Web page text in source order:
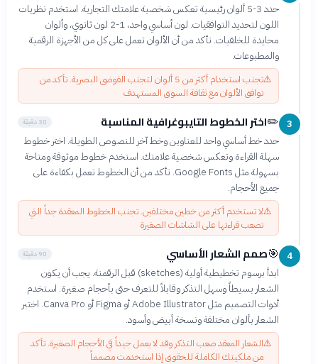
حدد 3-5 ألوان رئيسية تعكس شخصية علامتك التجارية. استخدم نظريات
اللون لتحديد التوافقيات. لون أساسي واحد، 1-2 لون ثانوي، وألوان
محايدة للخلفيات. تأكد من أن الألوان تعمل على كل من الأجهزة الرقمية
والمطبوعات.
⚠️
تجنب استخدام أكثر من 5 ألوان لتجنب الفوضى البصرية. تأكد من
توافق الألوان مع ثقافة السوق المستهدف
3
✏️اختر الخطوط التايبوغرافية المناسبة 30 دقيقة
حدد خط أساسي واحد للعناوين وخط آخر للنصوص الطويلة. اختر خطوط
سهلة القراءة وتعكس شخصية علامتك. استخدم خطوط موثوقة ومتاحة
بسهولة مثل Google Fonts. تأكد من أن الخطوط تعمل بكفاءة على
جميع الأحجام.
⚠️لا تستخدم أكثر من خطين مختلفين. تجنب الخطوط المعقدة جداً التي
تصعب قراءتها على الشاشات الصغيرة
4
🎯صمم الشعار الأساسي 90 دقيقة
ابدأ برسوم تخطيطية أولية (sketches) قبل الرقمنة. يجب أن يكون
الشعار بسيطاً وسهل التذكر وقابلاً للتعرف حتى بأحجام صغيرة. استخدم
أدوات التصميم مثل Adobe Illustrator أو Figma أو Canva Pro. اختبر
الشعار بألوان مختلفة ونسخة أبيض وأسود.
⚠️الشعار المعقد صعب التذكر وقد لا يعمل جيداً في الأحجام الصغيرة. تأكد
من ملكيتك الكاملة للحقوق إذا استخدمت مصمماً